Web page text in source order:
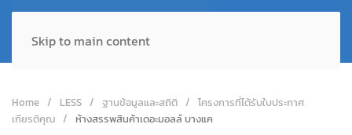
Skip to main content
Home LESS ฐานข้อมูลและสถิติ
โครงการที่ได้รับใบประกาศ
เกียรติคุณ
ห้างสรรพสินค้าเดอะมอลล์ บางแค